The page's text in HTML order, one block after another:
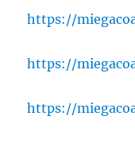
https://
https://
https://